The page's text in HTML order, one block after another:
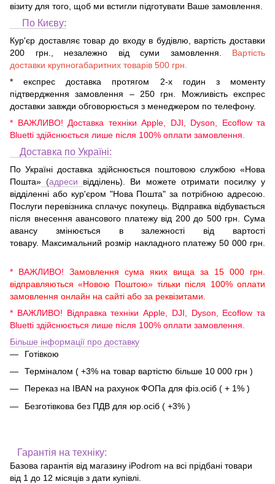
візиту для того, щоб ми встигли підготувати Ваше замовлення.
По Києву:
Кур'єр доставляє товар до входу в будівлю, вартість доставки
200 грн., незалежно від суми замовлення. Вартість
доставки крупногабаритних товарів 500 грн.
* експрес доставка протягом 2-х годин з моменту
підтвердження замовлення – 250 грн. Можливість експрес
доставки завжди обговорюється з менеджером по телефону.
* ВАЖЛИВО! Доставка техніки Apple, DJI, Dyson, Ecoflow та
Bluetti здійснюється лише після 100% оплати замовлення.
Доставка по Україні:
По Україні доставка здійснюється поштовою службою «Нова
Пошта» (адреси
відділень). Ви можете отримати посилку у
відділенні або кур'єром "Нова Пошта" за потрібною адресою.
Послуги перевізника сплачує покупець. Відправка відбувається
після внесення авансового платежу від 200 до 500 грн. Сума
авансу змінюється в залежності від вартості
товару. Максимальний розмір накладного платежу 50 000 грн.
* ВАЖЛИВО! Замовлення сума яких вища за 15 000 грн.
відправляються «Новою Поштою» тільки після 100% оплати
замовлення онлайн на сайті або за реквізитами.
* ВАЖЛИВО! Відправка техніки Apple, DJI, Dyson, Ecoflow та
Bluetti здійснюється лише після 100% оплати замовлення.
Більше інформації про доставку
Готівкою
Терміналом ( +3% на товар вартістю більше 10 000 грн )
Переказ на IBAN на рахунок ФОПа для фіз.осіб ( + 1% )
Безготівкова без ПДВ для юр.осіб ( +3% )
Гарантія на техніку:
Базова гарантія від магазину iPodrom на всі прідбані товари
від 1 до 12 місяців з дати купівлі.